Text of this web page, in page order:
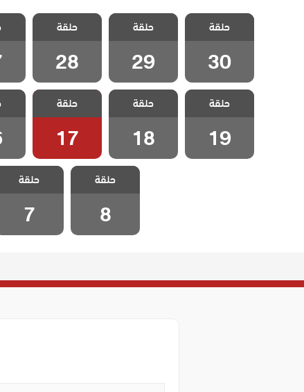
مسلسل فيلينتا
الموسم الثانى
الحلقة 30
حلقة
30
مسلسل فيلينتا
الموسم الثانى
الحلقة 29
حلقة
29
مسلسل فيلينتا
الموسم الثانى
الحلقة 28
حلقة
28
مسلسل فيلينتا
الموسم الثانى
الحلقة 19
حلقة
19
مسلسل فيلينتا
الموسم الثانى
الحلقة 18
حلقة
18
مسلسل فيلينتا
الموسم الثانى
الحلقة 17
حلقة
17
مسلسل فيلينتا
الموسم الثانى
الحلقة 8
حلقة
8
مسلسل
الموسم الثانى
الحلقة 7
حلقة
7